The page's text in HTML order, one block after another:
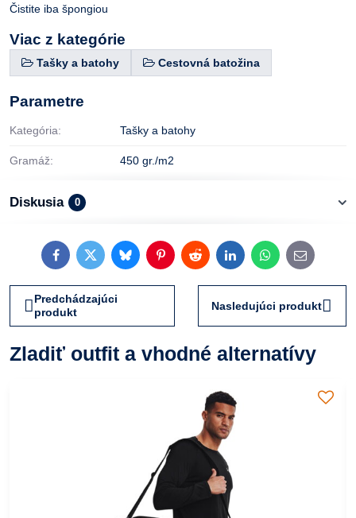
Čistite iba špongiou
Viac z kategórie
Tašky a batohy Cestovná batožina
Parametre
Kategória: Tašky a batohy
Gramáž: 450 gr./m2
Diskusia 0
FacebookTwitterBlueskyPinterestRedditLinkedInWhatsApp
E-
mail
Predchádzajúci
produkt
Nasledujúci produkt
Zladiť outfit a vhodné alternatívy